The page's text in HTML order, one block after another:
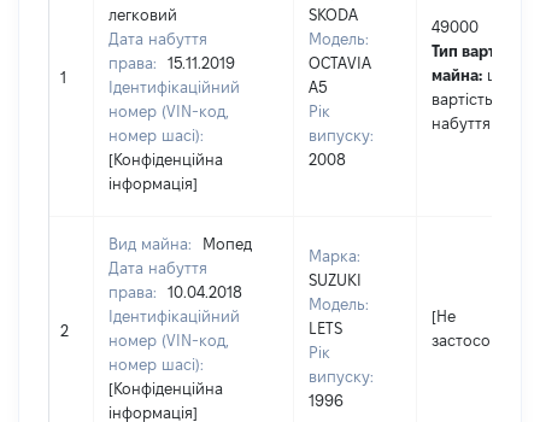
1
легковий
Дата набуття
права:
15.11.2019
Ідентифікаційний
номер (VIN-код,
номер шасі):
[Конфіденційна
інформація]
SKODA
Модель:
OCTAVIA
A5
Рік
випуску:
2008
49000
Тип вартості
майна: це
вартість на
набуття права
2
Вид майна:
Мопед
Дата набуття
права:
10.04.2018
Ідентифікаційний
номер (VIN-код,
номер шасі):
[Конфіденційна
інформація]
Марка:
SUZUKI
Модель:
LETS
Рік
випуску:
1996
[Не